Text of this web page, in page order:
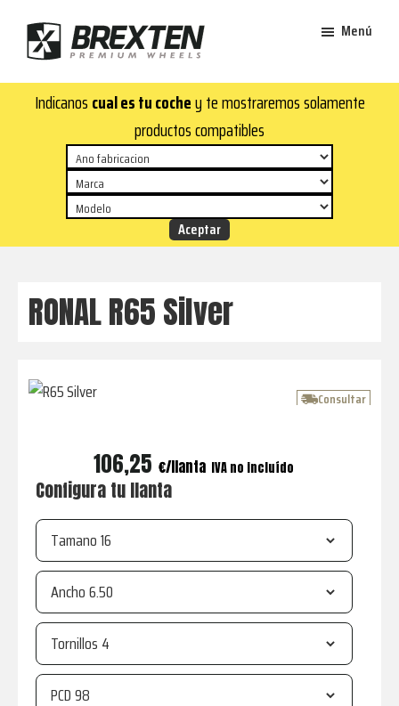
contenido
principal
de
página
Brexten
aluminio
premium
¡En
Brexten.com
encontrarás
aluminio
top!
y
estilo
tu
coche,
de
expertos.
Menú
Indicanos cual es tu cochey te mostraremos solamente
productos compatibles
RONAL R65 Silver
Consultar
106,25 € IVA no incluído
Configura tu llanta
Tamano
Ancho
Tornillos
PCD